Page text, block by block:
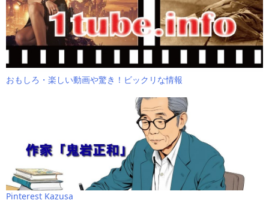
おもしろ・楽しい動画や驚き！ビックリな情報
Pinterest Kazusa